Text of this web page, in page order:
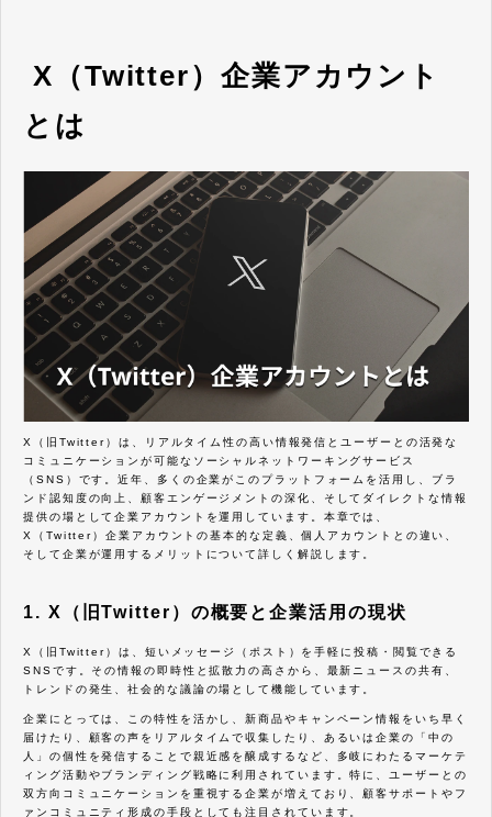
X（Twitter）企業アカウント
とは
X（旧Twitter）は、リアルタイム性の高い情報発信とユーザーとの活発な
コミュニケーションが可能なソーシャルネットワーキングサービス
（SNS）です。近年、多くの企業がこのプラットフォームを活用し、ブラ
ンド認知度の向上、顧客エンゲージメントの深化、そしてダイレクトな情報
提供の場として企業アカウントを運用しています。本章では、
X（Twitter）企業アカウントの基本的な定義、個人アカウントとの違い、
そして企業が運用するメリットについて詳しく解説します。
1. X（旧Twitter）の概要と企業活用の現状
X（旧Twitter）は、短いメッセージ（ポスト）を手軽に投稿・閲覧できる
SNSです。その情報の即時性と拡散力の高さから、最新ニュースの共有、
トレンドの発生、社会的な議論の場として機能しています。
企業にとっては、この特性を活かし、新商品やキャンペーン情報をいち早く
届けたり、顧客の声をリアルタイムで収集したり、あるいは企業の「中の
人」の個性を発信することで親近感を醸成するなど、多岐にわたるマーケテ
ィング活動やブランディング戦略に利用されています。特に、ユーザーとの
双方向コミュニケーションを重視する企業が増えており、顧客サポートやフ
ァンコミュニティ形成の手段としても注目されています。